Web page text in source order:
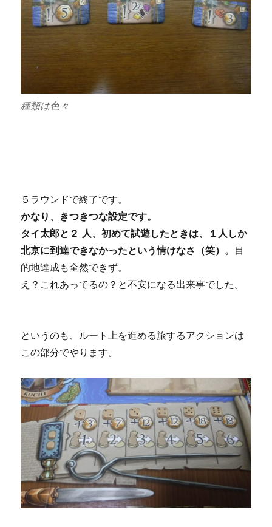
種類は色々
５ラウンドで終了です。
かなり、きつきつな設定です。
タイ太郎と２ 人、初めて試遊したときは、１人しか
北京に到達できなかったという情けなさ（笑）。
目
的地達成も全然できず。
え？これあってるの？と不安になる出来事でした。
というのも、ルート上を進める旅するアクションは
この部分でやります。